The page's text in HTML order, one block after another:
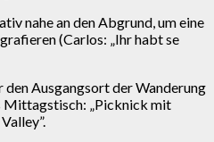
nahe an den Abgrund, um eine
(Carlos: „Ihr habt se
Ausgangsort der Wanderung
Mittagstisch: „Picknick mit